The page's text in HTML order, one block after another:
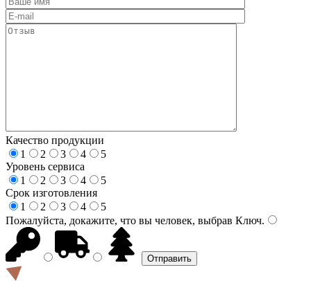
Качество продукции
1
2 3 4
5
Уровень сервиса
1
2 3 4
5
Срок изготовления
1
2 3 4
5
Пожалуйста, докажите, что вы человек, выбрав Ключ.